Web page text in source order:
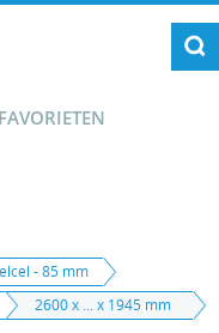
FAVORIETEN
- 85 mm
2600 x ... x 1945 mm